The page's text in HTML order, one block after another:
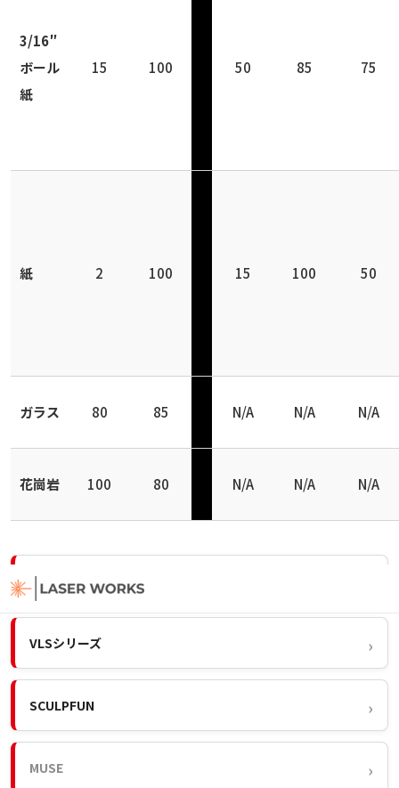
3/16″
ボール
紙
15 100 50 85 75
紙 2 100 15 100 50
ガラス 80 85 N/A N/A N/A
花崗岩 100 80 N/A N/A N/A
LWシリーズ
VLSシリーズ
SCULPFUN
MUSE